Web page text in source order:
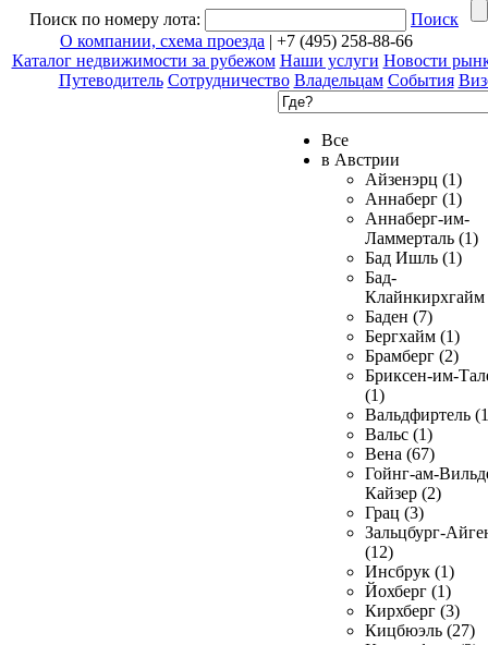
Поиск по номеру лота:
Поиск
О компании, схема проезда | +7 (495) 258-88-66
Каталог недвижимости за рубежом Наши услуги Новости
Путеводитель Сотрудничество Владельцам События
Все
в Австрии
Айзенэрц (1)
Аннаберг (1)
Аннаберг-им-
Ламмерталь (1)
Бад Ишль (1)
Бад-
Клайнкирхгайм
Баден (7)
Бергхайм (1)
Брамберг (2)
Бриксен-им-
(1)
Вальдфиртель
Вальс (1)
Вена (67)
Гойнг-ам-
Кайзер (2)
Грац (3)
Зальцбург-
(12)
Инсбрук (1)
Йохберг (1)
Кирхберг (3)
Кицбюэль (27)